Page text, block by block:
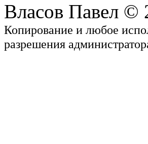
Власов Павел
Копирование и любое
разрешения